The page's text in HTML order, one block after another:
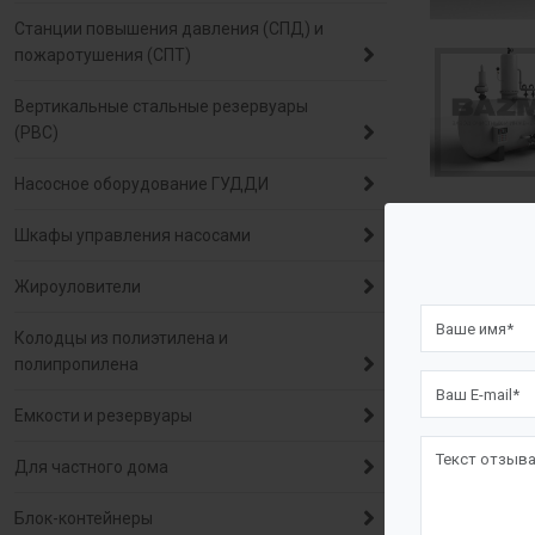
Станции повышения давления (СПД) и
пожаротушения (СПТ)
Вертикальные стальные резервуары
(РВС)
Насосное оборудование ГУДДИ
Шкафы управления насосами
Жироуловители
Колодцы из полиэтилена и
полипропилена
Емкости и резервуары
Для частного дома
Блок-контейнеры
Пленочный
и других